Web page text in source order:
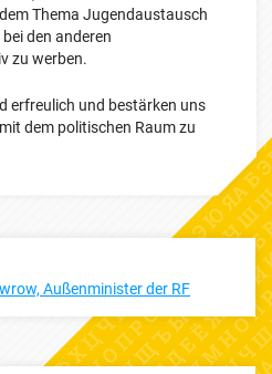
Thema Jugendaustausch
den anderen
zu werben.
erfreulich und bestärken uns
dem politischen Raum zu
Außenminister der RF